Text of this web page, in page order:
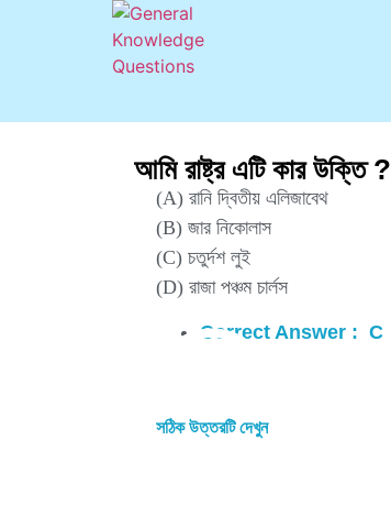
আমি রাষ্ট্র এটি কার উক্তি ?
(A) রানি দ্বিতীয় এলিজাবেথ
(B) জার নিকোলাস
(C) চতুর্দশ লুই
(D) রাজা পঞ্চম চার্লস
Correct Answer : C
সঠিক উত্তরটি দেখুন